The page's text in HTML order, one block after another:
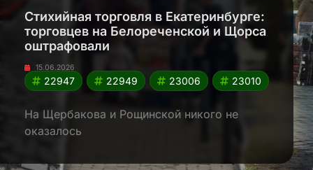
Стихийная торговля в Екатеринбурге:
торговцев на Белореченской и Щорса
оштрафовали
15.06.2026
22947 22949 23006 23010
На Щербакова и Рощинской никого не
оказалось